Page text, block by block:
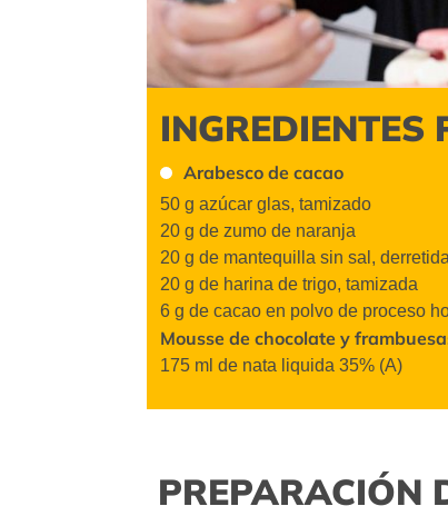
INGREDIENTES
Arabesco de cacao
50 g azúcar glas, tamizado
20 g de zumo de naranja
20 g de mantequilla sin sal, derretida
20 g de harina de trigo, tamizada
6 g de cacao en polvo de proceso
Mousse de chocolate y
175 ml de nata liquida 35% (A)
PREPARACIÓN